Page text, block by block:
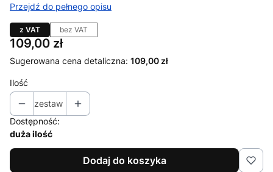
Przejdź do pełnego opisu
z VAT bez VAT
Cena
109,00 zł
Sugerowana cena detaliczna: 109,00 zł
Ilość
zestaw
Dostępność:
duża ilość
Dodaj do koszyka